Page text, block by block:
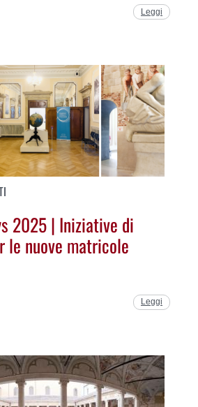
Leggi
2025 | Iniziative di
le nuove matricole
Leggi